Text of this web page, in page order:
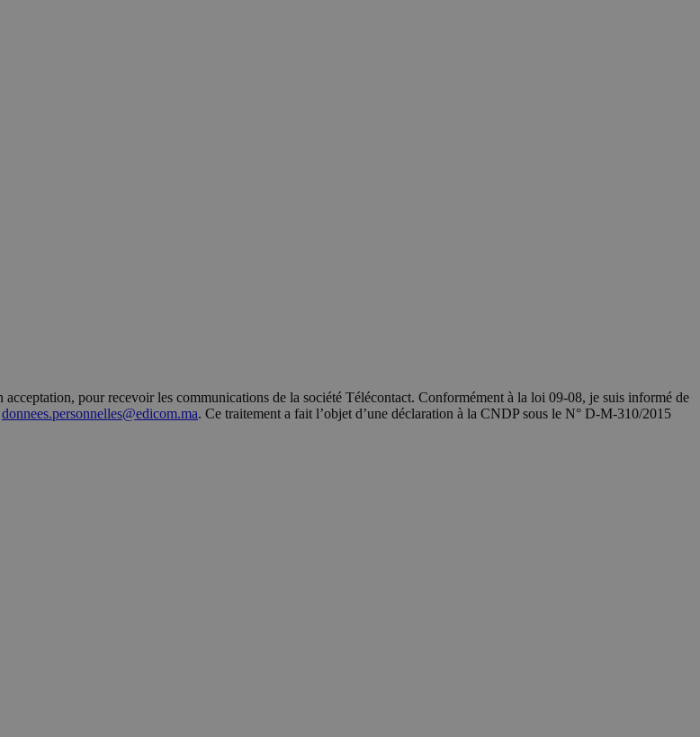
pour recevoir les communications de la société Télécontact. Conformément à la loi 09-08, je suis informé de
donnees.personnelles@edicom.ma. Ce traitement a fait l’objet d’une déclaration à la CNDP sous le N° D-M-310/2015